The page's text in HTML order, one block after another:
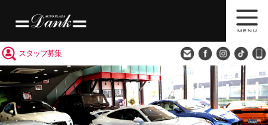
スタッフ募集